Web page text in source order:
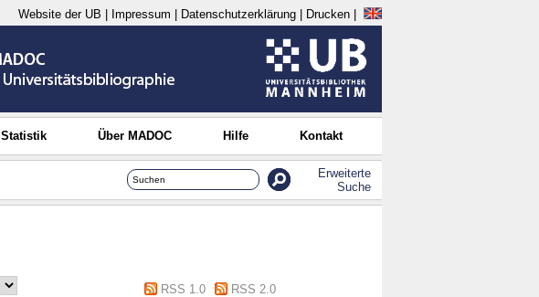
Website der UB Impressum Datenschutzerklärung Drucken
Statistik Über MADOC Hilfe Kontakt
Erweiterte
Suche
RSS 1.0
RSS 2.0